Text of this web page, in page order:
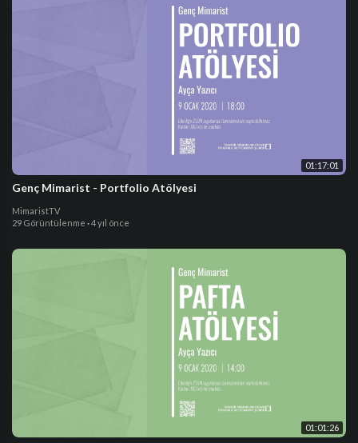
01:17:01
Genç Mimarist - Portfolio Atölyesi
MimaristTV
29 Görüntülenme ·4 yıl önce
01:01:26